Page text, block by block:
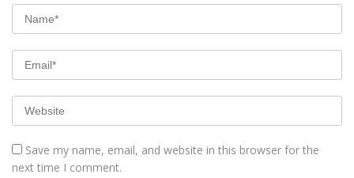
Save my name, email, and website in this browser for the
next time I comment.